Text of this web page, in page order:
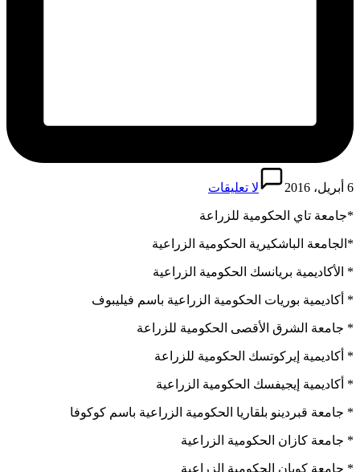
6 أبريل، 2016 لا تعليقات
*جامعة تاي الحكومية للزراعة
*الجامعة الباشكيرية الحكومية الزراعية
* الأكاديمية بريانسك الحكومية الزراعية
* أكاديمية بوريات الحكومية الزراعية باسم فيليبوف
* جامعة الشرق الأقصى الحكومية للزراعة
* أكاديمية إيركوتسك الحكومية للزراعة
* أكاديمية إيجيفسك الحكومية الزراعية
* جامعة قبردينو بلقاريا الحكومية الزراعية باسم كوكوفا
* جامعة كازان الحكومية الزراعية
* جامعة كوبان الحكومية الزراعية